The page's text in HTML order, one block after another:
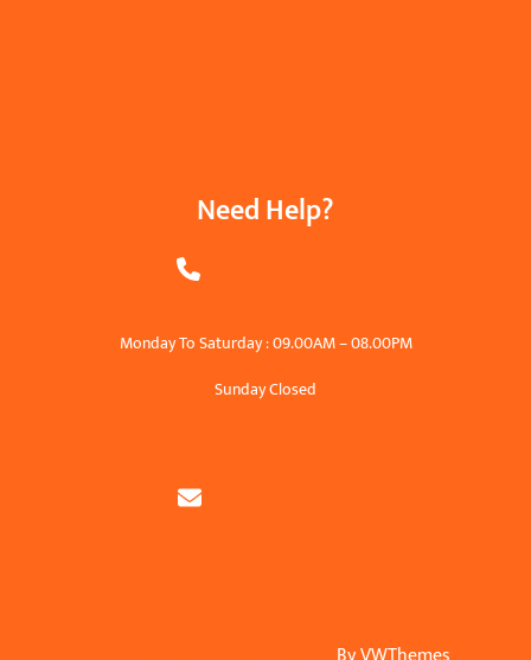
Need Help?
Monday To Saturday : 09.00AM – 08.00PM
Sunday Closed
xyz123@example.com